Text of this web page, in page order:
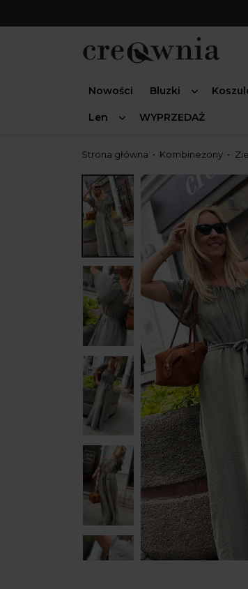
Nowości Bluzki
Len WYPRZEDAŻ
Strona główna Kombinezony